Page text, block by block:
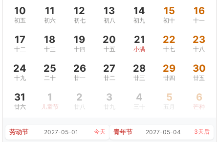
10
初五
11
初六
12
初七
13
初八
14
初九
15
初十
16
十一
17
十二
18
十三
19
十四
20
十五
21
小满
22
十七
23
十八
24
十九
25
二十
26
廿一
27
廿二
28
廿三
29
廿四
30
廿五
31
廿六
1
儿童节
2
廿八
3
廿九
4
三十
5
五月
6
芒种
劳动节 2027-05-01 今天 青年节 2027-05-04 3天后